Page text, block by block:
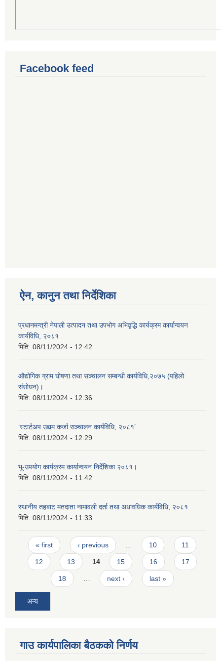
Facebook feed
ऐन, कानुन तथा निर्देशिका
प्रधानमन्त्री नेपाली उत्पादन तथा उपभोग अभिवृद्धि कार्यक्रम कार्यान्वयन
कार्यविधि, २०८१
मिति: 08/11/2024 - 12:42
औद्योगिक ग्राम घोषणा तथा सञ्‍चालन सम्बन्धी कार्यविधि,२०७५ (पहिलो
संसोधन)।
मिति: 08/11/2024 - 12:36
‘स्टार्टअप उद्यम कर्जा सञ्चालन कार्यविधि, २०८१’
मिति: 08/11/2024 - 12:29
भू-उपयोग कार्यक्रम कार्यान्वयन निर्देशिका २०८१।
मिति: 08/11/2024 - 11:42
स्थानीय तहबाट मतदाता नामावली दर्ता तथा अधावधिक कार्यविधि, २०८१
मिति: 08/11/2024 - 11:33
Pages
« first ‹ previous 10 11
12 13 14 15 16 17
18 next › last »
अन्य
गाउ कार्यपालिका बैठकको निर्णय